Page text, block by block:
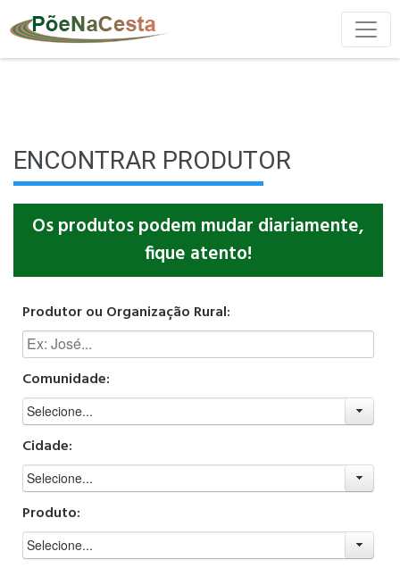
ENCONTRAR PRODUTOR
Os produtos podem mudar diariamente,
fique atento!
Produtor ou Organização Rural:
Comunidade:
Selecione...
Cidade:
Selecione...
Produto:
Selecione...